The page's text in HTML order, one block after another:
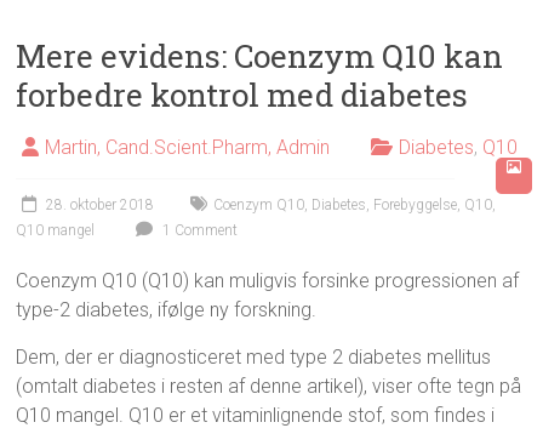
Mere evidens: Coenzym Q10 kan
forbedre kontrol med diabetes
Martin, Cand.Scient.Pharm, Admin Diabetes, Q10
28. oktober 2018 Coenzym Q10, Diabetes, Forebyggelse, Q10,
Q10 mangel
1 Comment
Coenzym Q10 (Q10) kan muligvis forsinke progressionen af
type-2 diabetes, ifølge ny forskning.
Dem, der er diagnosticeret med type 2 diabetes mellitus
(omtalt diabetes i resten af denne artikel), viser ofte tegn på
Q10 mangel. Q10 er et vitaminlignende stof, som findes i